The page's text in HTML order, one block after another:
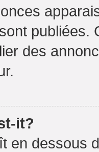
publiées.
des
it?
en dessous